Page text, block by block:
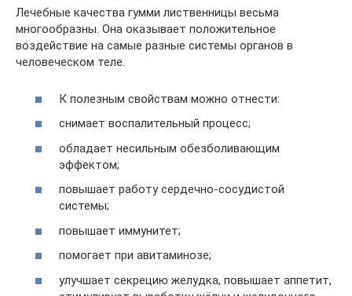
Лечебные качества гумми лиственницы весьма
многообразны. Она оказывает положительное
воздействие на самые разные системы органов в
человеческом теле.
К полезным свойствам можно отнести:
снимает воспалительный процесс;
обладает несильным обезболивающим
эффектом;
повышает работу сердечно-сосудистой
системы;
повышает иммунитет;
помогает при авитаминозе;
улучшает секрецию желудка, повышает аппетит,